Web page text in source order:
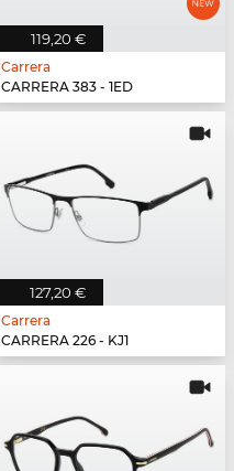
119,20 €
Carrera
CARRERA 383 - 1ED
127,20 €
Carrera
CARRERA 226 - KJ1